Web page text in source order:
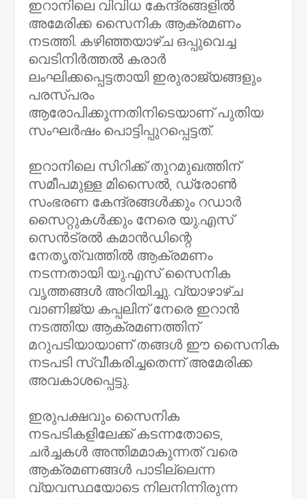
ഇറാനിലെ വിവിധ കേന്ദ്രങ്ങളിൽ
അമേരിക്ക സൈനിക ആക്രമണം
നടത്തി. കഴിഞ്ഞയാഴ്ച ഒപ്പുവെച്ച
വെടിനിർത്തൽ കരാർ
ലംഘിക്കപ്പെട്ടതായി ഇരുരാജ്യങ്ങളും
പരസ്പരം
ആരോപിക്കുന്നതിനിടെയാണ് പുതിയ
സംഘർഷം പൊട്ടിപ്പുറപ്പെട്ടത്.
ഇറാനിലെ സിറിക്ക് തുറമുഖത്തിന്
സമീപമുള്ള മിസൈൽ, ഡ്രോൺ
സംഭരണ കേന്ദ്രങ്ങൾക്കും റഡാർ
സൈറ്റുകൾക്കും നേരെ യു.എസ്
സെൻട്രൽ കമാൻഡിന്റെ
നേതൃത്വത്തിൽ ആക്രമണം
നടന്നതായി യു.എസ് സൈനിക
വൃത്തങ്ങൾ അറിയിച്ചു. വ്യാഴാഴ്ച
വാണിജ്യ കപ്പലിന് നേരെ ഇറാൻ
നടത്തിയ ആക്രമണത്തിന്
മറുപടിയായാണ് തങ്ങൾ ഈ സൈനിക
നടപടി സ്വീകരിച്ചതെന്ന് അമേരിക്ക
അവകാശപ്പെട്ടു.
ഇരുപക്ഷവും സൈനിക
നടപടികളിലേക്ക് കടന്നതോടെ,
ചർച്ചകൾ അന്തിമമാകുന്നത് വരെ
ആക്രമണങ്ങൾ പാടില്ലെന്ന
വ്യവസ്ഥയോടെ നിലനിന്നിരുന്ന